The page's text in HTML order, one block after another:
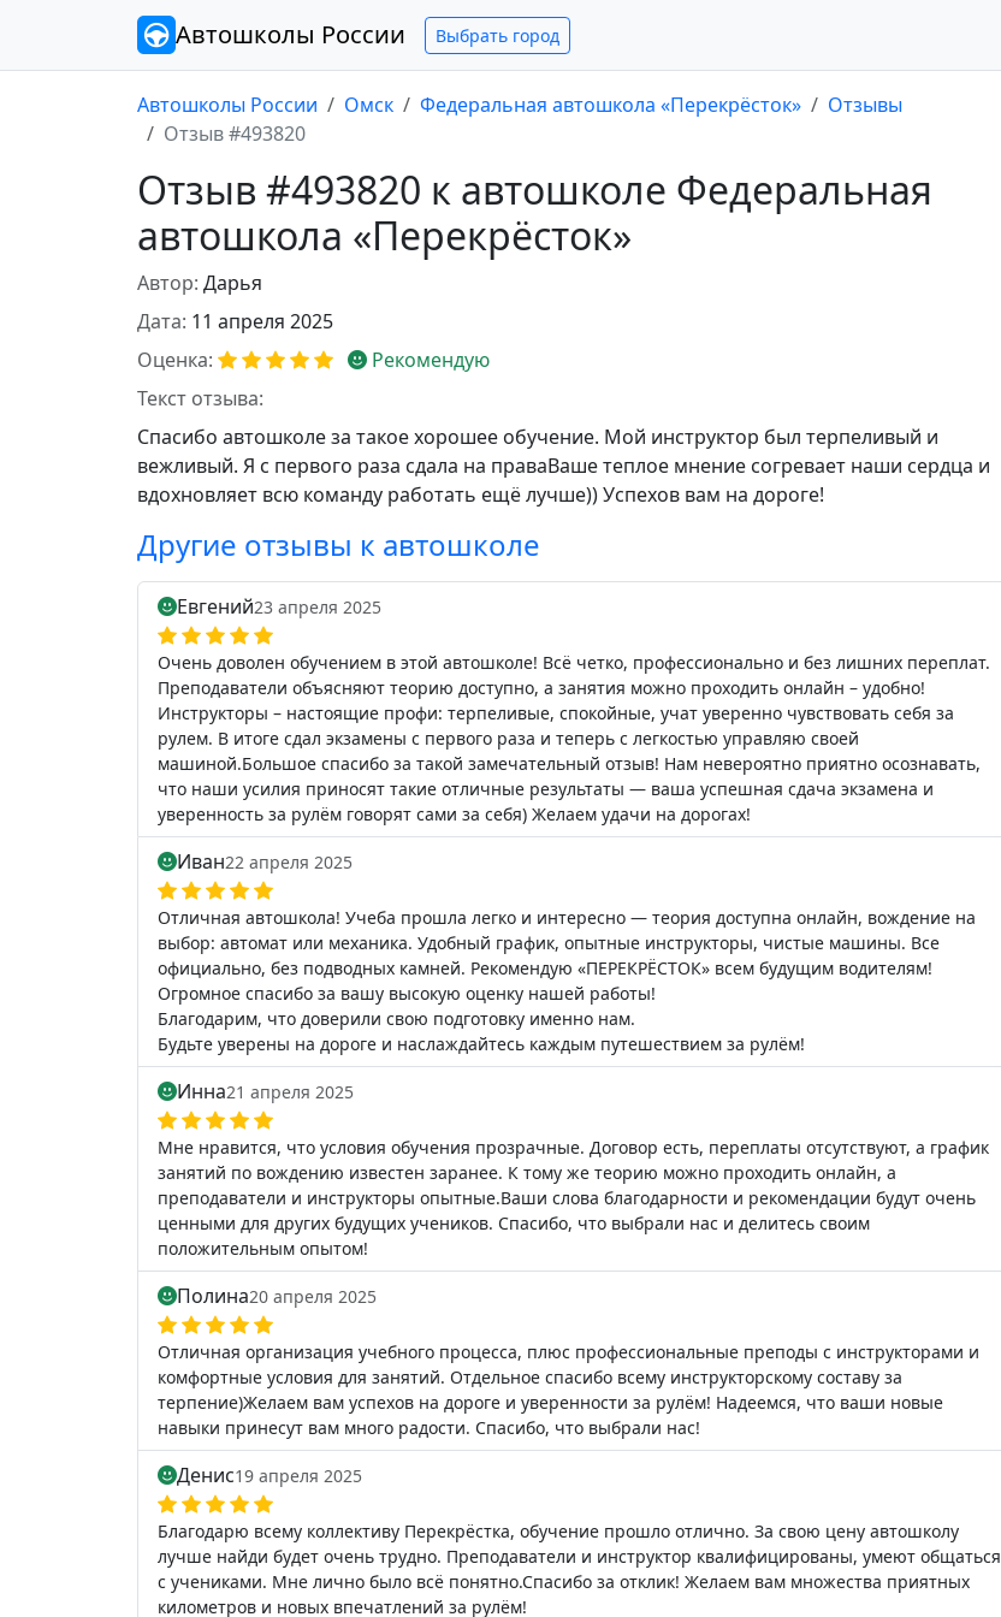
Автошколы России Выбрать город
Автошколы России Омск Федеральная автошкола «Перекрёсток»
Отзывы
Отзыв #493820
Отзыв #493820 к автошколе Федеральная
автошкола «Перекрёсток»
Автор: Дарья
Дата: 11 апреля 2025
Оценка:
Рекомендую
Текст отзыва:
Спасибо автошколе за такое хорошее обучение. Мой инструктор был терпеливый и
вежливый. Я с первого раза сдала на праваВаше теплое мнение согревает наши сердца и
вдохновляет всю команду работать ещё лучше)) Успехов вам на дороге!
Другие отзывы к автошколе
Евгений23 апреля 2025
Очень доволен обучением в этой автошколе! Всё четко, профессионально и без лишних переплат.
Преподаватели объясняют теорию доступно, а занятия можно проходить онлайн – удобно!
Инструкторы – настоящие профи: терпеливые, спокойные, учат уверенно чувствовать себя за
рулем. В итоге сдал экзамены с первого раза и теперь с легкостью управляю своей
машиной.Большое спасибо за такой замечательный отзыв! Нам невероятно приятно осознавать,
что наши усилия приносят такие отличные результаты — ваша успешная сдача экзамена и
уверенность за рулём говорят сами за себя) Желаем удачи на дорогах!
Иван22 апреля 2025
Отличная автошкола! Учеба прошла легко и интересно — теория доступна онлайн, вождение на
выбор: автомат или механика. Удобный график, опытные инструкторы, чистые машины. Все
официально, без подводных камней. Рекомендую «ПЕРЕКРЁСТОК» всем будущим водителям!
Огромное спасибо за вашу высокую оценку нашей работы!
Благодарим, что доверили свою подготовку именно нам.
Будьте уверены на дороге и наслаждайтесь каждым путешествием за рулём!
Инна21 апреля 2025
Мне нравится, что условия обучения прозрачные. Договор есть, переплаты отсутствуют, а график
занятий по вождению известен заранее. К тому же теорию можно проходить онлайн, а
преподаватели и инструкторы опытные.Ваши слова благодарности и рекомендации будут очень
ценными для других будущих учеников. Спасибо, что выбрали нас и делитесь своим
положительным опытом!
Полина20 апреля 2025
Отличная организация учебного процесса, плюс профессиональные преподы с инструкторами и
комфортные условия для занятий. Отдельное спасибо всему инструкторскому составу за
терпение)Желаем вам успехов на дороге и уверенности за рулём! Надеемся, что ваши новые
навыки принесут вам много радости. Спасибо, что выбрали нас!
Денис19 апреля 2025
Благодарю всему коллективу Перекрёстка, обучение прошло отлично. За свою цену автошколу
лучше найди будет очень трудно. Преподаватели и инструктор квалифицированы, умеют общаться
с учениками. Мне лично было всё понятно.Спасибо за отклик! Желаем вам множества приятных
километров и новых впечатлений за рулём!